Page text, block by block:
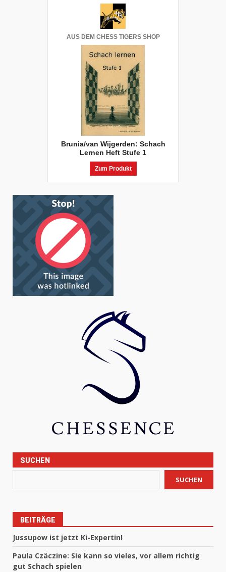
AUS DEM CHESS TIGERS SHOP
Brunia/van Wijgerden: Schach
Lernen Heft Stufe 1
Zum Produkt
SUCHEN
SUCHEN
BEITRÄGE
Jussupow ist jetzt Ki-Expertin!
Paula Czäczine: Sie kann so vieles, vor allem richtig
gut Schach spielen